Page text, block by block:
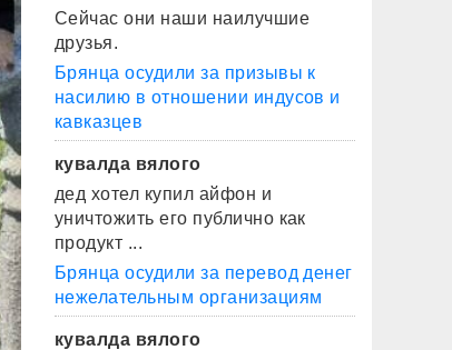
Сейчас они наши наилучшие
друзья.
Брянца осудили за призывы к
насилию в отношении индусов и
кавказцев
кувалда вялого
дед хотел купил айфон и
уничтожить его публично как
продукт ...
Брянца осудили за перевод денег
нежелательным организациям
кувалда вялого